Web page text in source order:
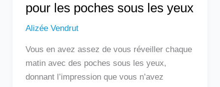
pour les poches sous les yeux
Alizée Vendrut
Vous en avez assez de vous réveiller chaque
matin avec des poches sous les yeux,
donnant l’impression que vous n’avez